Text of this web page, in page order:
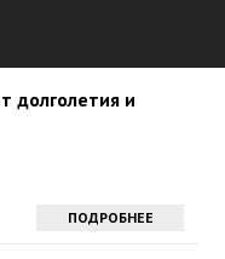
долголетия и
ПОДРОБНЕЕ